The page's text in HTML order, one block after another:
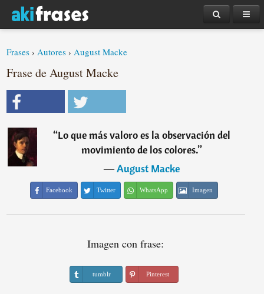
Frases ›Autores ›August Macke
Frase de August Macke
“Lo que más valoro es la observación del
movimiento de los colores.”
―August Macke
Facebook Twitter WhatsApp Imagen
Imagen con frase:
tumblr Pinterest